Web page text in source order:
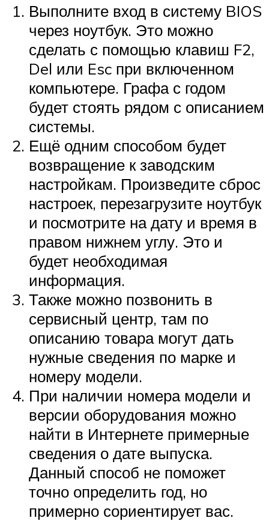
Выполните вход в систему BIOS
через ноутбук. Это можно
сделать с помощью клавиш F2,
Del или Esc при включенном
компьютере. Графа с годом
будет стоять рядом с описанием
системы.
Ещё одним способом будет
возвращение к заводским
настройкам. Произведите сброс
настроек, перезагрузите ноутбук
и посмотрите на дату и время в
правом нижнем углу. Это и
будет необходимая
информация.
Также можно позвонить в
сервисный центр, там по
описанию товара могут дать
нужные сведения по марке и
номеру модели.
При наличии номера модели и
версии оборудования можно
найти в Интернете примерные
сведения о дате выпуска.
Данный способ не поможет
точно определить год, но
примерно сориентирует вас.